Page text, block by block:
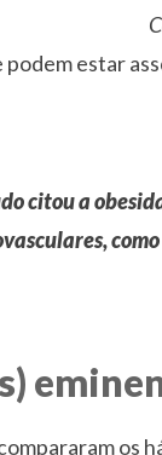
estar
citou a
os